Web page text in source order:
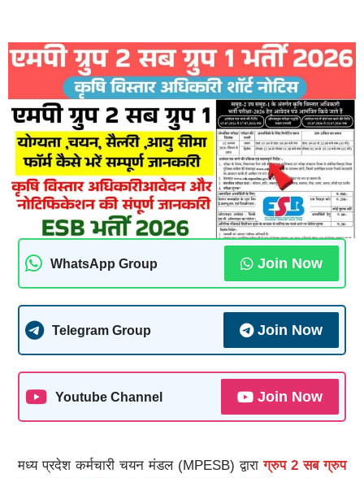
WhatsApp Group Join Now
Telegram Group Join Now
Youtube Channel Join Now
मध्य प्रदेश कर्मचारी चयन मंडल (MPESB) द्वाराग्रुप 2 सब ग्रुप